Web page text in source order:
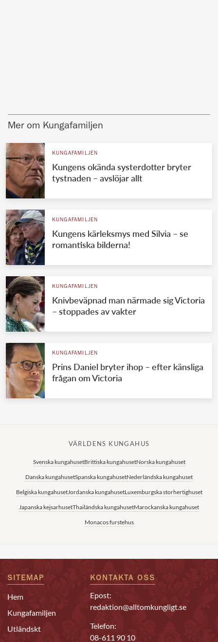
Mer om Kungafamiljen
KUNGAFAMILJEN
Kungens okända systerdotter bryter
tystnaden – avslöjar allt
KUNGAFAMILJEN
Kungens kärleksmys med Silvia – se
romantiska bilderna!
KUNGAFAMILJEN
Knivbeväpnad man närmade sig Victoria
– stoppades av vakter
KUNGAFAMILJEN
Prins Daniel bryter ihop – efter känsliga
frågan om Victoria
VÄRLDENS KUNGAHUS
Svenska kungahusetBrittiska kungahusetNorska kungahuset
Danska kungahusetSpanska kungahusetNederländska kungahuset
Belgiska kungahusetJordanska kungahusetLuxemburgska storhertighuset
Japanska kejsarhusetThailändska kungahusetMarockanska kungahuset
Monacos furstehus
SITEMAP
Hem
Kungafamiljen
Utländskt
KONTAKTA OSS
Epost:
redaktion@alltomkungligt.se
Telefon:
08-611 90 10